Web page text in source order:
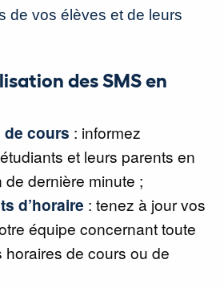
de vos élèves et de leurs
des SMS en
cours : informez
et leurs parents en
de dernière minute ;
d’horaire : tenez à jour vos
équipe concernant toute
de cours ou de